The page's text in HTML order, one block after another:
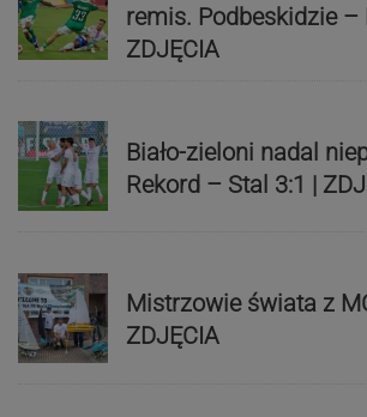
remis. Podbeskidzie –
ZDJĘCIA
Biało-zieloni nadal
Rekord – Stal 3:1 |
Mistrzowie świata z
ZDJĘCIA